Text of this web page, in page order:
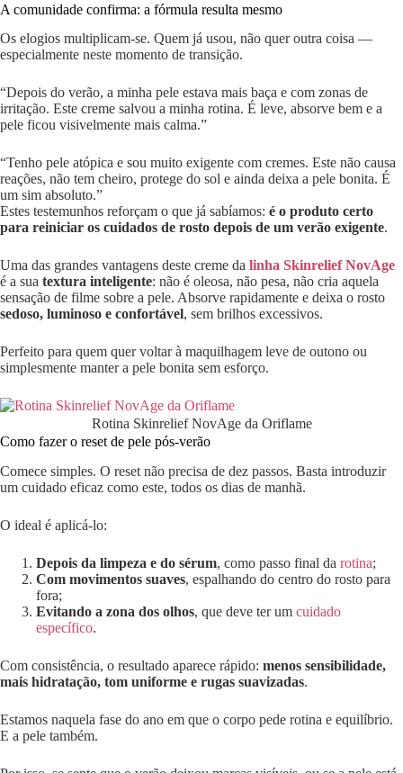
A comunidade confirma: a fórmula resulta mesmo
Os elogios multiplicam-se. Quem já usou, não quer outra coisa —
especialmente neste momento de transição.
“Depois do verão, a minha pele estava mais baça e com zonas de
irritação. Este creme salvou a minha rotina. É leve, absorve bem e a
pele ficou visivelmente mais calma.”
“Tenho pele atópica e sou muito exigente com cremes. Este não causa
reações, não tem cheiro, protege do sol e ainda deixa a pele bonita. É
um sim absoluto.”
Estes testemunhos reforçam o que já sabíamos: é o produto certo
para reiniciar os cuidados de rosto depois de um verão exigente.
Uma das grandes vantagens deste creme da linha Skinrelief NovAge
é a sua textura inteligente: não é oleosa, não pesa, não cria aquela
sensação de filme sobre a pele. Absorve rapidamente e deixa o rosto
sedoso, luminoso e confortável, sem brilhos excessivos.
Perfeito para quem quer voltar à maquilhagem leve de outono ou
simplesmente manter a pele bonita sem esforço.
Rotina Skinrelief NovAge da Oriflame
Como fazer o reset de pele pós-verão
Comece simples. O reset não precisa de dez passos. Basta introduzir
um cuidado eficaz como este, todos os dias de manhã.
O ideal é aplicá-lo:
Depois da limpeza e do sérum, como passo final da rotina;
Com movimentos suaves, espalhando do centro do rosto para
fora;
Evitando a zona dos olhos, que deve ter um cuidado
específico.
Com consistência, o resultado aparece rápido: menos sensibilidade,
mais hidratação, tom uniforme e rugas suavizadas.
Estamos naquela fase do ano em que o corpo pede rotina e equilíbrio.
E a pele também.